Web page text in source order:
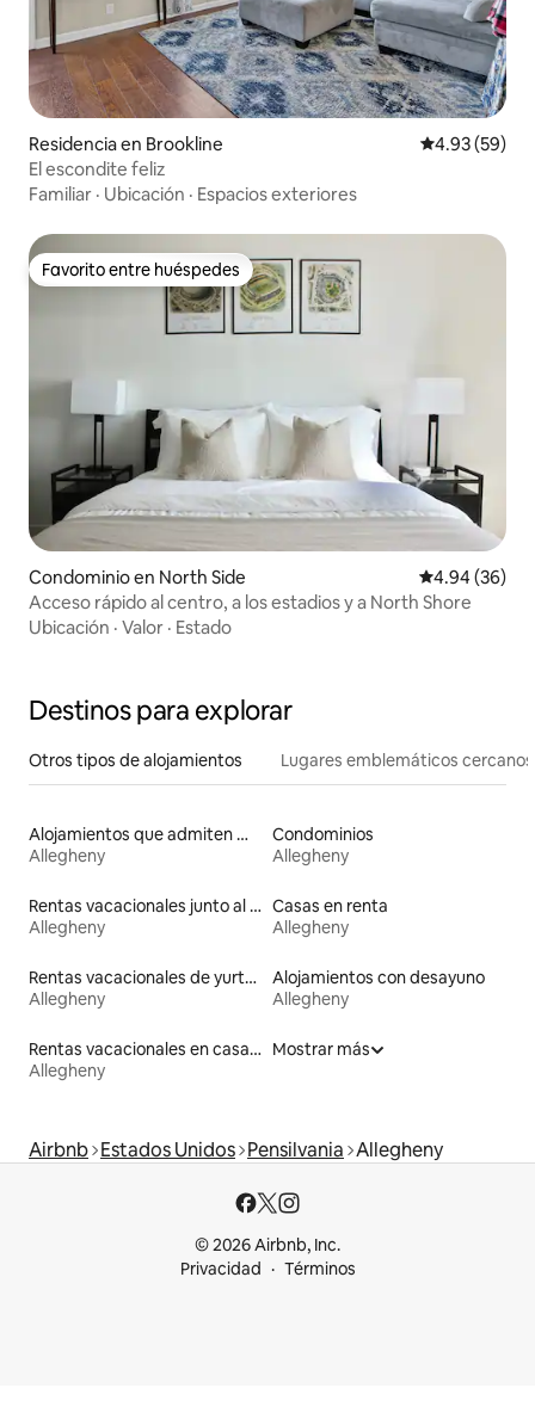
Residencia en Brookline Calificación
4.93 (59)
El escondite feliz
Familiar · Ubicación · Espacios exteriores
Favorito entre huéspedes
Favorito entre huéspedes
Condominio en North Side Calificación
4.94 (36)
Acceso rápido al centro, a los estadios y a North Shore
Ubicación · Valor · Estado
Destinos para explorar
Otros tipos de alojamientos Lugares emblemáticos cercanos
Alojamientos que admiten mascotas
Allegheny
Condominios
Allegheny
Rentas vacacionales junto al agua
Allegheny
Casas en renta
Allegheny
Rentas vacacionales de yurtas con jacuzzi
Allegheny
Alojamientos con desayuno
Allegheny
Rentas vacacionales en casas adosadas
Allegheny
Mostrar más
Airbnb Estados Unidos Pensilvania Allegheny
© 2026 Airbnb, Inc.
Privacidad
Términos